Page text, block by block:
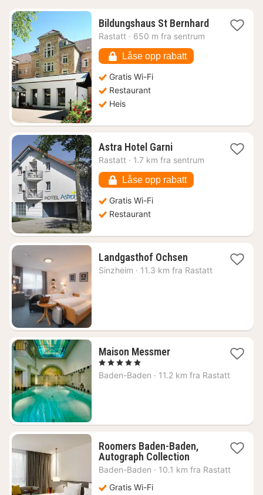
Bildungshaus St Bernhard1
Rastatt · 650 m fra sentrum
Låse opp rabatt
Gratis Wi-Fi
Restaurant
Heis
Astra Hotel Garni1
natt
1063
kr.
Rastatt · 1.7 km fra sentrum
Låse opp rabatt
Gratis Wi-Fi
Restaurant
Landgasthof Ochsen2
netter
Sinzheim · 11.3 km fra Rastatt
Maison Messmer1
fra
, 5 Stjerner
Baden-Baden · 11.2 km fra Rastatt
Roomers Baden-Baden,
Autograph Collection1
natt
Baden-Baden · 10.1 km fra Rastatt
Gratis Wi-Fi